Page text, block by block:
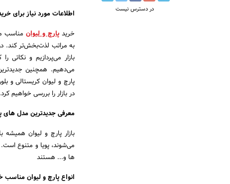
در دسترس نیست
اطلاعات مورد نیاز برای
خرید پارچ و لیوانمناسب
به مراتب لذت‌بخش‌تر کند. در
بازار می‌پردازیم و نکاتی
می‌دهیم. همچنین
پارچ و لیوان کریستالی و
در بازار را بررسی خواهیم کرد.
معرفی جدیدترین مدل های
بازار پارچ و لیوان
می‌شوند، پویا و متنوع است.
ها و... هستند
انواع پارچ و لیوان مناسب